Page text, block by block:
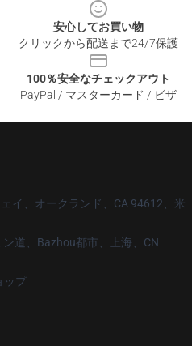
安心してお買い物
クリックから配送まで24/7保護
100％安全なチェックアウト
PayPal / マスターカード / ビザ
イ、オークランド、CA 94612、米
道、Bazhou都市、上海、CN
ップ